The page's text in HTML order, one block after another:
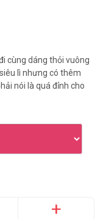
cùng dáng thỏi vuông
lì nhưng có thêm
nói là quá đỉnh cho